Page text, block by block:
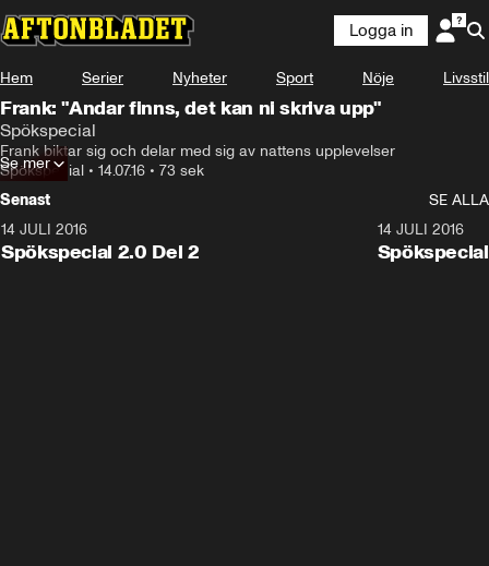
Logga in
Hem Serier Nyheter Sport Nöje Livsstil
Frank: "Andar finns, det kan ni skriva upp"
Spökspecial
Frank biktar sig och delar med sig av nattens upplevelser
Spökspecial • 14.07.16 • 73 sek
Se mer
Senast
SE ALLA
14 JULI 2016
Spökspecial 2.0 Del 2
14 JULI 2016